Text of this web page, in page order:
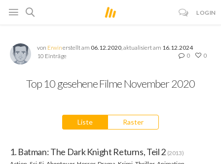
LOGIN
von Erwinerstellt am 06.12.2020 , aktualisiert am 16.12.2024
10 Einträge
0 0
Top 10 gesehene Filme November 2020
Liste Raster
1. Batman: The Dark Knight Returns, Teil 2 (2013)